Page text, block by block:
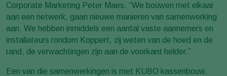
Corporate Marketing Peter Maes. “We bouwen met elkaar
aan een netwerk, gaan nieuwe manieren van samenwerking
aan. We hebben inmiddels een aantal vaste aannemers en
installateurs rondom Koppert, zij weten van de hoed en de
rand, de verwachtingen zijn aan de voorkant helder.”
Een van die samenwerkingen is met KUBO kassenbouw.